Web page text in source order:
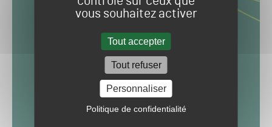
vous souhaitez activer
Tout accepter
Tout refuser
Personnaliser
Politique de confidentialité